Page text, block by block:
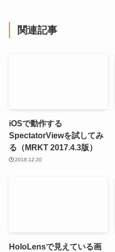
関連記事
iOSで動作する
SpectatorViewを試してみ
る（MRKT 2017.4.3版）
2018.12.20
HoloLensで見えている画